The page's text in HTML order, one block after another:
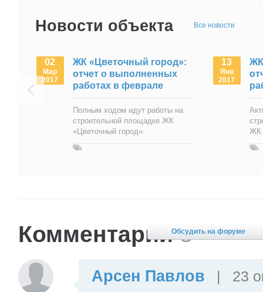
Новости объекта Все новости
02
Мар
2017
ЖК «Цветочный город»:
отчет о выполненных
работах в феврале
Полным ходом идут работы на
строительной площадке ЖК
«Цветочный город».
13
Янв
2017
ЖК
ЖК
Обсудить на форуме
Комментарии8
Арсен Павлов | 23